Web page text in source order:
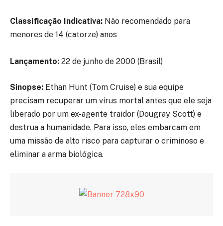
Classificação Indicativa: Não recomendado para
menores de 14 (catorze) anos
Lançamento: 22 de junho de 2000 (Brasil)
Sinopse: Ethan Hunt (Tom Cruise) e sua equipe
precisam recuperar um vírus mortal antes que ele seja
liberado por um ex-agente traidor (Dougray Scott) e
destrua a humanidade. Para isso, eles embarcam em
uma missão de alto risco para capturar o criminoso e
eliminar a arma biológica.